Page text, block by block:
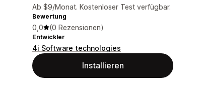
Ab $9/Monat. Kostenloser Test verfügbar.
Bewertung
0,0 (0 Rezensionen)
Entwickler
4i Software technologies
Installieren